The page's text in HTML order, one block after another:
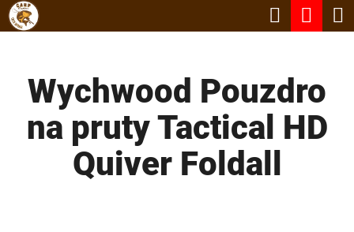
Přejít
Hledat
Wychwood Pouzdro
na pruty Tactical HD
Quiver Foldall
K
O